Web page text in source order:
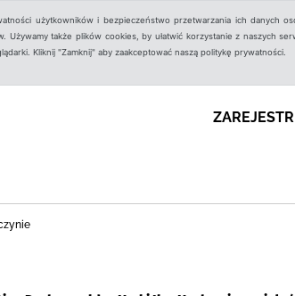
użytkowników i bezpieczeństwo przetwarzania ich danych
Używamy także plików cookies, by ułatwić korzystanie z naszych
Kliknij "Zamknij" aby zaakceptować naszą politykę prywatności.